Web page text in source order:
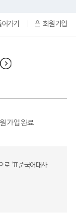
어가기 회원 가입
가입 완료
로 ‘표준국어대사